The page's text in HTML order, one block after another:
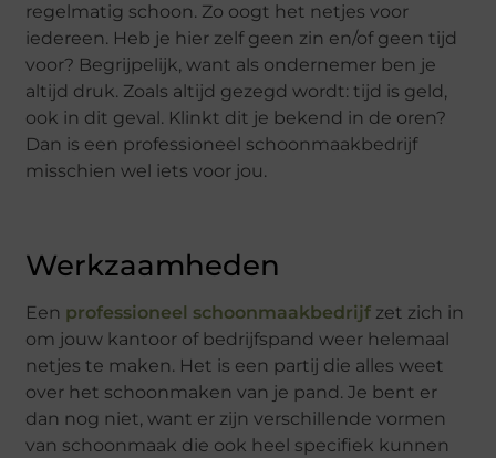
regelmatig schoon. Zo oogt het netjes voor
iedereen. Heb je hier zelf geen zin en/of geen tijd
voor? Begrijpelijk, want als ondernemer ben je
altijd druk. Zoals altijd gezegd wordt: tijd is geld,
ook in dit geval. Klinkt dit je bekend in de oren?
Dan is een professioneel schoonmaakbedrijf
misschien wel iets voor jou.
Werkzaamheden
Een professioneel schoonmaakbedrijf zet zich in
om jouw kantoor of bedrijfspand weer helemaal
netjes te maken. Het is een partij die alles weet
over het schoonmaken van je pand. Je bent er
dan nog niet, want er zijn verschillende vormen
van schoonmaak die ook heel specifiek kunnen